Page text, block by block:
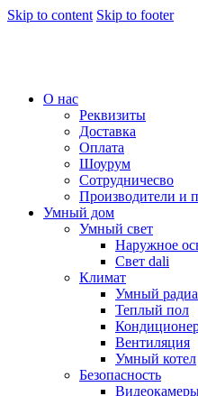
Skip to content Skip to footer
О нас
Реквизиты
Доставка
Оплата
Шоурум
Сотрудничесво
Производители и
Умный дом
Умный свет
Наружное
Свет dali
Климат
Умный
Теплый пол
Вентиляция
Умный котел
Безопасность